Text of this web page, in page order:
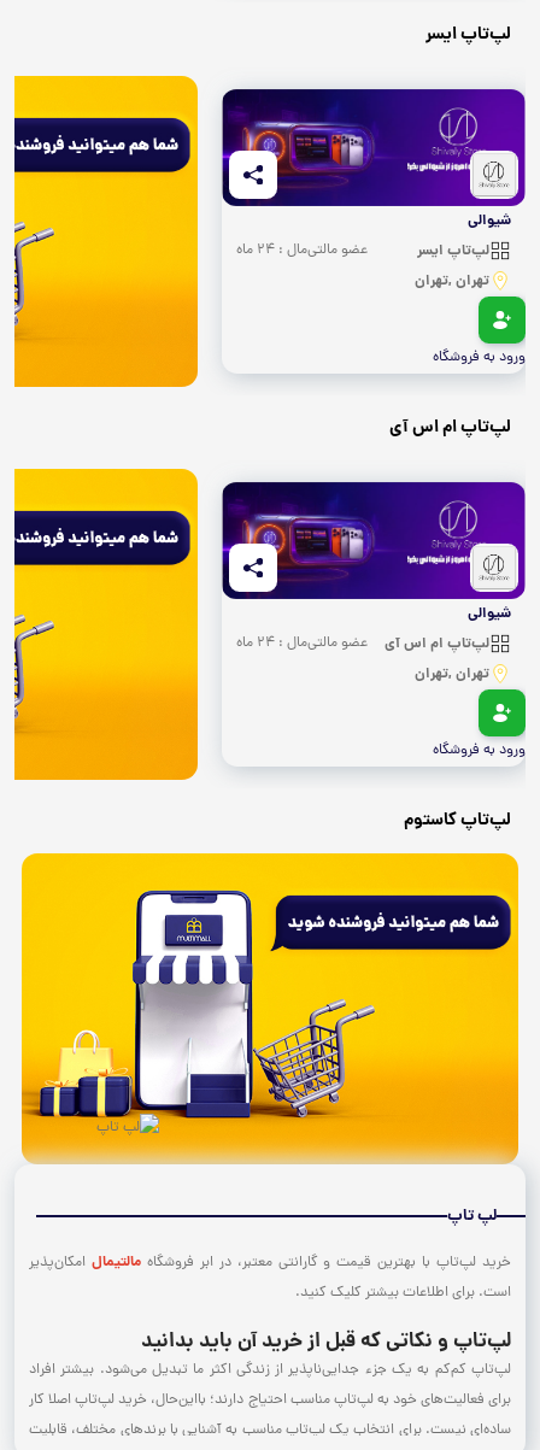
لپ‌تاپ ایسر
شیوالی
لپ‌تاپ ایسر
تهران ,تهران
عضو مالتی‌مال : 24 ماه
ورود به فروشگاه
لپ‌تاپ ام اس آی
شیوالی
لپ‌تاپ ام اس آی
تهران ,تهران
عضو مالتی‌مال : 24 ماه
ورود به فروشگاه
لپ‌تاپ کاستوم
لپ تاپ
خرید لپ‌تاپ با بهترین قیمت و گارانتی معتبر، در ابر فروشگاه مالتیمال امکان‌پذیر
است. برای اطلاعات بیشتر کلیک کنید.
لپ‌تاپ و نکاتی که قبل از خرید آن باید بدانید
لپ‌تاپ کم‌کم به یک جزء جدایی‌ناپذیر از زندگی اکثر ما تبدیل می‌شود. بیشتر افراد
برای فعالیت‌های خود به لپ‌تاپ مناسب احتیاج دارند؛ با‌این‌حال، خرید لپ‌تاپ اصلا کار
ساده‌ای نیست. برای انتخاب یک لپ‌تاپ مناسب به آشنایی با برندهای مختلف، قابلیت